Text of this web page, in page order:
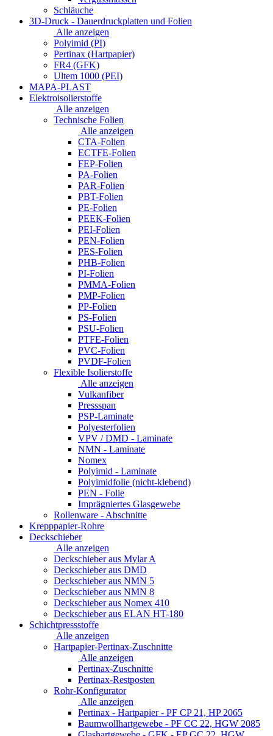
Schläuche
3D-Druck - Dauerdruckplatten und Folien
Alle anzeigen
Polyimid (PI)
Pertinax (Hartpapier)
FR4 (GFK)
Ultem 1000 (PEI)
MAPA-PLAST
Elektroisolierstoffe
Alle anzeigen
Technische Folien
Alle anzeigen
CTA-Folien
ECTFE-Folien
FEP-Folien
PA-Folien
PAR-Folien
PBT-Folien
PE-Folien
PEEK-Folien
PEI-Folien
PEN-Folien
PES-Folien
PHB-Folien
PI-Folien
PMMA-Folien
PMP-Folien
PP-Folien
PS-Folien
PSU-Folien
PTFE-Folien
PVC-Folien
PVDF-Folien
Flexible Isolierstoffe
Alle anzeigen
Vulkanfiber
Pressspan
PSP-Laminate
Polyesterfolien
VPV / DMD - Laminate
NMN - Laminate
Nomex
Polyimid - Laminate
Polyimidfolie (nicht-klebend)
PEN - Folie
Imprägniertes Glasgewebe
Rollenware - Abschnitte
Krepppapier-Rohre
Deckschieber
Alle anzeigen
Deckschieber aus Mylar A
Deckschieber aus DMD
Deckschieber aus NMN 5
Deckschieber aus NMN 8
Deckschieber aus Nomex 410
Deckschieber aus ELAN HT-180
Schichtpressstoffe
Alle anzeigen
Hartpapier-Pertinax-Zuschnitte
Alle anzeigen
Pertinax-Zuschnitte
Pertinax-Restposten
Rohr-Konfigurator
Alle anzeigen
Pertinax - Hartpapier - PF CP 21, HP 2065
Baumwollhartgewebe - PF CC 22, HGW 2085